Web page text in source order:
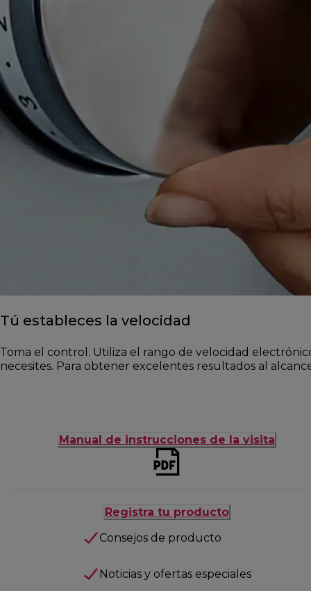
Tú estableces la velocidad
Toma el control. Utiliza el rango de velocidad
necesites. Para obtener excelentes resultados al
Manual de instrucciones de la visita
Registra tu producto
Consejos de producto
Noticias y ofertas especiales